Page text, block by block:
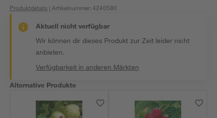
Produktdetails | Artikelnummer:4240580
Aktuell nicht verfügbar
Wir können dir dieses Produkt zur Zeit leider nicht
anbieten.
Verfügbarkeit in anderen Märkten
Alternative Produkte